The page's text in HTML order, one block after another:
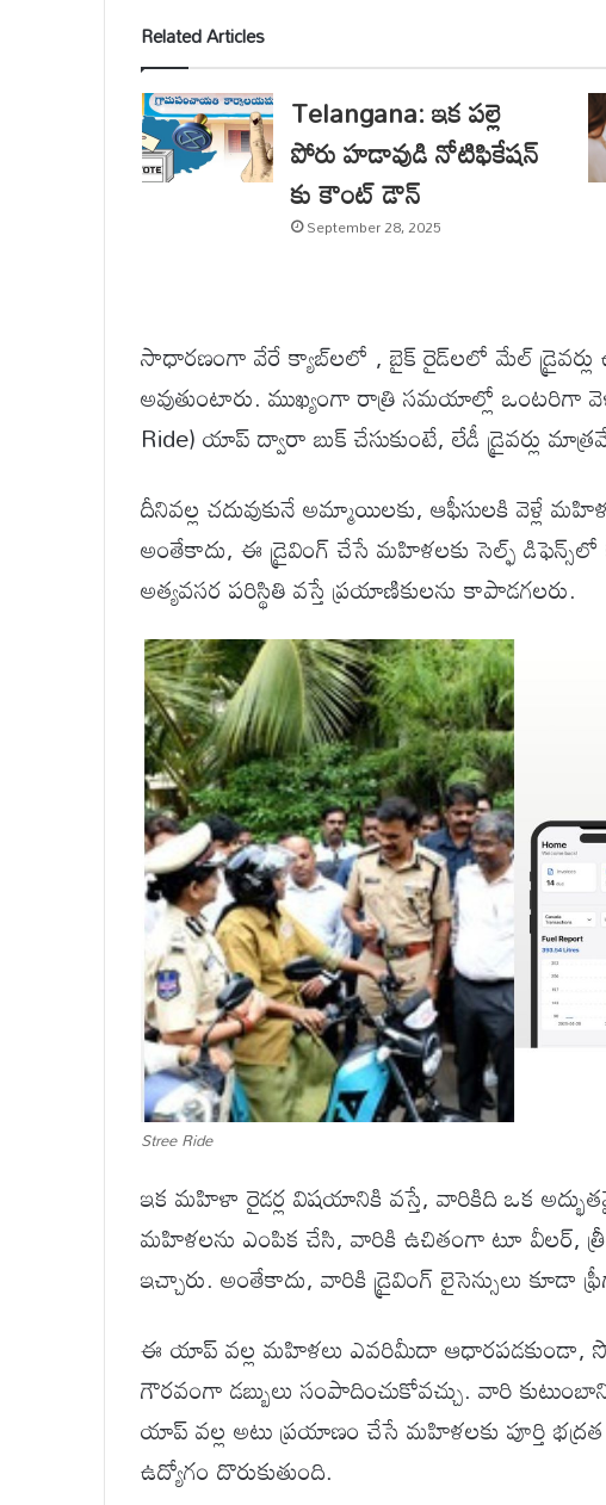
Related Articles
Telangana: ఇక పల్లె
పోరు హడావుడి నోటిఫికేషన్
కు కౌంట్ డౌన్
September 28, 2025
సాధారణంగా వేరే క్యాబ్‌లలో , బైక్ రైడ్‌లలో మేల్ డ్రైవర్లు
అవుతుంటారు. ముఖ్యంగా రాత్రి సమయాల్లో ఒంటరిగా
Ride) యాప్ ద్వారా బుక్ చేసుకుంటే, లేడీ డ్రైవర్లు
దీనివల్ల చదువుకునే అమ్మాయిలకు, ఆఫీసులకి వెళ్లే
అంతేకాదు, ఈ డ్రైవింగ్ చేసే మహిళలకు సెల్ఫ్
అత్యవసర పరిస్థితి వస్తే ప్రయాణికులను కాపాడగలరు.
Stree Ride
ఇక మహిళా రైడర్ల విషయానికి వస్తే, వారికిది ఒక
మహిళలను ఎంపిక చేసి, వారికి ఉచితంగా టూ వీలర్,
ఇచ్చారు. అంతేకాదు, వారికి డ్రైవింగ్ లైసెన్సులు కూడా
ఈ యాప్ వల్ల మహిళలు ఎవరిమీదా ఆధారపడకుండా,
గౌరవంగా డబ్బులు సంపాదించుకోవచ్చు. వారి
యాప్ వల్ల అటు ప్రయాణం చేసే మహిళలకు పూర్తి
ఉద్యోగం దొరుకుతుంది.